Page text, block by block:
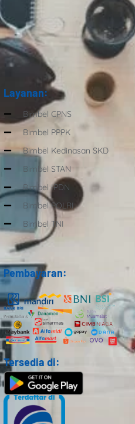
Layanan:
Bimbel CPNS
Bimbel PPPK
Bimbel Kedinasan SKD
Bimbel STAN
Bimbel IPDN
Bimbel POLRI
Bimbel TNI
Pembayaran:
Tersedia di: